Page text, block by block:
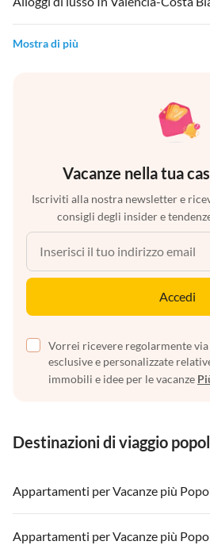
Mostra di più
Vacanze nella tua
Iscriviti alla nostra newsletter e
consigli degli insider e
Accedi
Vorrei ricevere regolarmente
esclusive e personalizzate
immobili e idee per le vacanze
Destinazioni di viaggio
Appartamenti per Vacanze più
Appartamenti per Vacanze in Italia
Appartamenti per Vacanze più